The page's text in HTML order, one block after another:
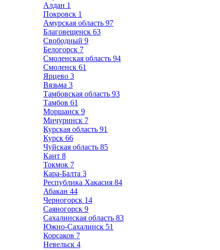
Алдан 1
Покровск 1
Амурская область 97
Благовещенск 63
Свободный 9
Белогорск 7
Смоленская область 94
Смоленск 61
Ярцево 3
Вязьма 3
Тамбовская область 93
Тамбов 61
Моршанск 9
Мичуринск 7
Курская область 91
Курск 66
Чуйская область 85
Кант 8
Токмок 7
Кара-Балта 3
Республика Хакасия 84
Абакан 44
Черногорск 14
Саяногорск 9
Сахалинская область 83
Южно-Сахалинск 51
Корсаков 7
Невельск 4